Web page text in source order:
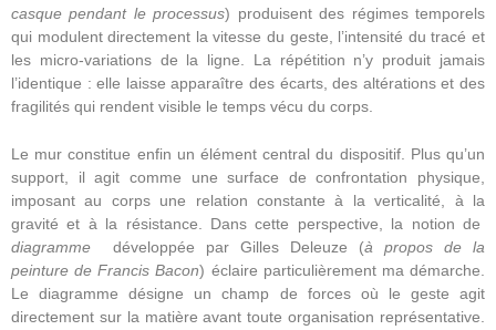
casque pendant le processus) produisent des régimes temporels
qui modulent directement la vitesse du geste, l’intensité du tracé et
les micro-variations de la ligne. La répétition n’y produit jamais
l’identique : elle laisse apparaître des écarts, des altérations et des
fragilités qui rendent visible le temps vécu du corps.
Le mur constitue enfin un élément central du dispositif. Plus qu’un
support, il agit comme une surface de confrontation physique,
imposant au corps une relation constante à la verticalité, à la
gravité et à la résistance. Dans cette perspective, la notion de
diagramme développée par Gilles Deleuze (à propos de la
peinture de Francis Bacon) éclaire particulièrement ma démarche.
Le diagramme désigne un champ de forces où le geste agit
directement sur la matière avant toute organisation représentative.